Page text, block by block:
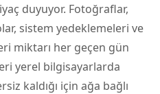
duyuyor. Fotoğraflar,
sistem yedeklemeleri ve
miktarı her geçen gün
yerel bilgisayarlarda
kaldığı için ağa bağlı